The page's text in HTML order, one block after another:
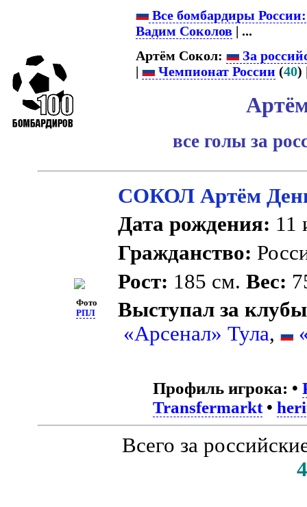
Все бомбардиры
Вадим Соколов | ...
Артём Сокол:
За
|
Чемпионат России (40)
все голы за
Фото
РПЛ
СОКОЛ Артём
Дата рождения: 11
Гражданство:
Рост: 185 см.Вес:
Выступал за
«Арсенал» Тула,
Профиль игрока: •
Transfermarkt•
Всего за